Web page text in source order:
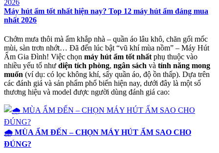
Máy hút ẩm tốt nhất hiện nay? Top 12 máy hút ẩm đáng mua
nhất 2026
Chớm mưa thôi mà ẩm khắp nhà – quần áo lâu khô, chăn gối mốc
mùi, sàn trơn nhớt… Đã đến lúc bật “vũ khí mùa nồm” – Máy Hút
Ẩm Gia Đình! Việc chọn máy hút ẩm tốt nhất phụ thuộc vào
nhiều yếu tố như diện tích phòng, ngân sách và tính năng mong
muốn (ví dụ: có lọc không khí, sấy quần áo, độ ồn thấp). Dựa trên
các đánh giá và sản phẩm phổ biến hiện nay, dưới đây là một số
thương hiệu và model được người dùng đánh giá cao:
🌧 MÙA ẨM ĐẾN – CHỌN MÁY HÚT ẨM SAO CHO
ĐÚNG?